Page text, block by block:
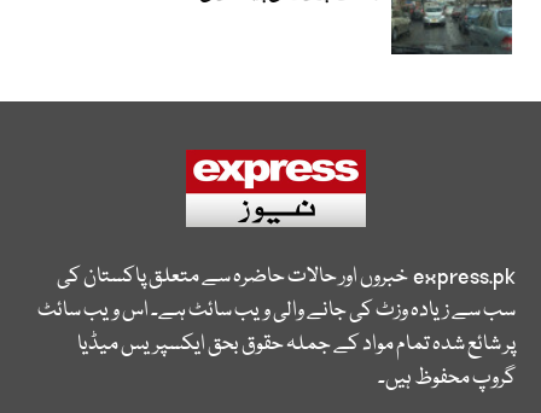
express.pkخبروں اور حالات حاضرہ سے متعلق پاکستان کی
سب سے زیادہ وزٹ کی جانے والی ویب سائٹ ہے۔ اس ویب سائٹ
پر شائع شدہ تمام مواد کے جملہ حقوق بحق ایکسپریس میڈیا
گروپ محفوظ ہیں۔